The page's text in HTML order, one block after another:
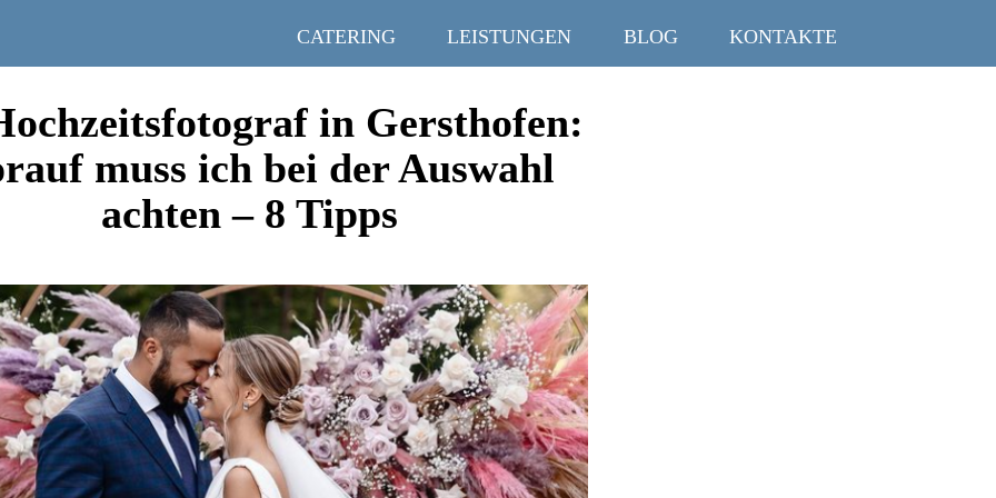
CATERING LEISTUNGEN BLOG KONTAKTE
in Gersthofen:
muss ich bei der Auswahl
achten – 8 Tipps